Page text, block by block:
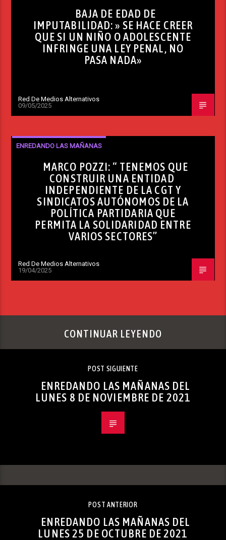
BAJA DE EDAD DE
IMPUTABILIDAD: » SE HACE CREER
QUE SI UN NIÑO O ADOLESCENTE
INFRINGE UNA LEY PENAL, NO
PASA NADA»
Red De Medios Alternativos
09/05/2025
ENREDANDO LAS MAÑANAS
MARCO POZZI: “ TENEMOS QUE
CONSTRUIR UNA ENTIDAD
INDEPENDIENTE DE LA CGT Y
SINDICATOS AUTÓNOMOS DE LA
POLÍTICA PARTIDARIA QUE
PERMITA LA SOLIDARIDAD ENTRE
VARIOS SECTORES”
Red De Medios Alternativos
19/04/2025
CONTINUAR LEYENDO
POST SIGUIENTE
ENREDANDO LAS MAÑANAS DEL
LUNES 8 DE NOVIEMBRE DE 2021
POST ANTERIOR
ENREDANDO LAS MAÑANAS DEL
LUNES 25 DE OCTUBRE DE 2021